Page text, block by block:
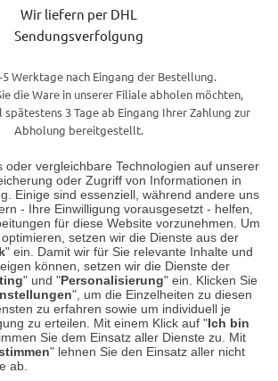
oder vergleichbare Technologien auf unserer
oder Zugriff von Informationen in
Einige sind essenziell, während andere uns
- Ihre Einwilligung vorausgesetzt - helfen,
für diese Website vorzunehmen. Um
setzen wir die Dienste aus der
" ein. Damit wir für Sie relevante Inhalte und
können, setzen wir die Dienste der
" und "Personalisierung" ein. Klicken Sie
", um die Einzelheiten zu diesen
zu erfahren sowie um individuell je
zu erteilen. Mit einem Klick auf "Ich bin
Sie dem Einsatz aller Dienste zu. Mit
" lehnen Sie den Einsatz aller nicht
ab.
Wir liefern per DHL
Sendungsverfolgung
Werktage nach Eingang der Bestellung.
die Ware in unserer Filiale abholen möchten,
3 Tage ab Eingang Ihrer Zahlung zur
Abholung bereitgestellt.
Geschäft in Meckenheim
Auf dem Steinbüchel 6
53340 Meckenheim
Samstag 9:00 Uhr bis 18:00 Uhr
weitere Information
finden Sie uns im Netz